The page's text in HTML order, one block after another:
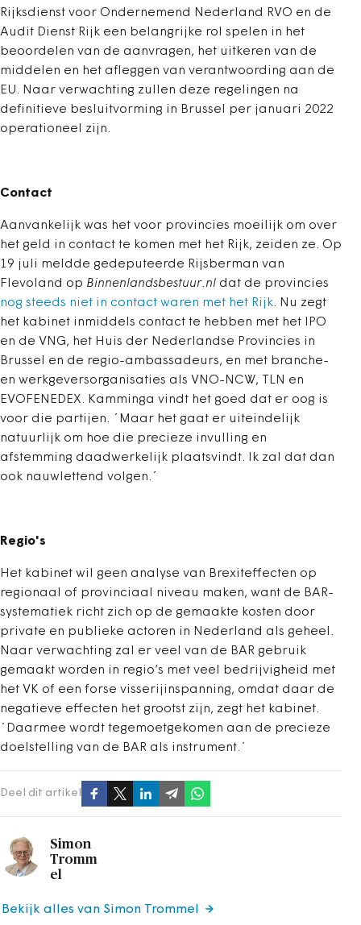
Rijksdienst voor Ondernemend Nederland RVO en de
Audit Dienst Rijk een belangrijke rol spelen in het
beoordelen van de aanvragen, het uitkeren van de
middelen en het afleggen van verantwoording aan de
EU. Naar verwachting zullen deze regelingen na
definitieve besluitvorming in Brussel per januari 2022
operationeel zijn.
Contact
Aanvankelijk was het voor provincies moeilijk om over
het geld in contact te komen met het Rijk, zeiden ze. Op
19 juli meldde gedeputeerde Rijsberman van
Flevoland op Binnenlandsbestuur.nl dat de provincies
nog steeds niet in contact waren met het Rijk. Nu zegt
het kabinet inmiddels contact te hebben met het IPO
en de VNG, het Huis der Nederlandse Provincies in
Brussel en de regio-ambassadeurs, en met branche-
en werkgeversorganisaties als VNO-NCW, TLN en
EVOFENEDEX. Kamminga vindt het goed dat er oog is
voor die partijen. ´Maar het gaat er uiteindelijk
natuurlijk om hoe die precieze invulling en
afstemming daadwerkelijk plaatsvindt. Ik zal dat dan
ook nauwlettend volgen.´
Regio's
Het kabinet wil geen analyse van Brexiteffecten op
regionaal of provinciaal niveau maken, want de BAR-
systematiek richt zich op de gemaakte kosten door
private en publieke actoren in Nederland als geheel.
Naar verwachting zal er veel van de BAR gebruik
gemaakt worden in regio’s met veel bedrijvigheid met
het VK of een forse visserijinspanning, omdat daar de
negatieve effecten het grootst zijn, zegt het kabinet.
´Daarmee wordt tegemoetgekomen aan de precieze
doelstelling van de BAR als instrument.´
Deel dit artikel
Simon
Tromm
el
Bekijk alles van Simon Trommel